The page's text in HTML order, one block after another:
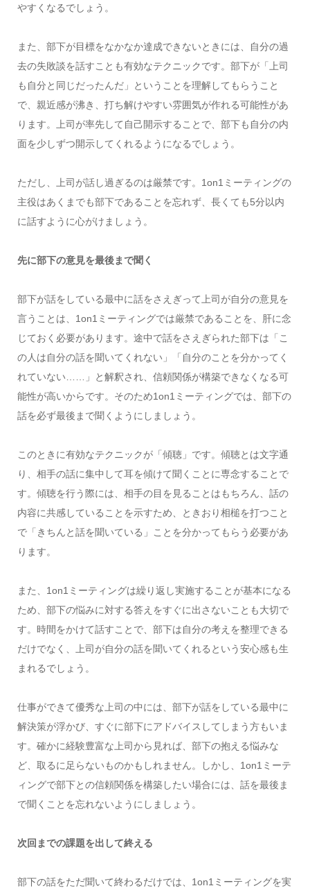
やすくなるでしょう。
また、部下が目標をなかなか達成できないときには、自分の過
去の失敗談を話すことも有効なテクニックです。部下が「上司
も自分と同じだったんだ」ということを理解してもらうこと
で、親近感が沸き、打ち解けやすい雰囲気が作れる可能性があ
ります。上司が率先して自己開示することで、部下も自分の内
面を少しずつ開示してくれるようになるでしょう。
ただし、上司が話し過ぎるのは厳禁です。1on1ミーティングの
主役はあくまでも部下であることを忘れず、長くても5分以内
に話すように心がけましょう。
先に部下の意見を最後まで聞く
部下が話をしている最中に話をさえぎって上司が自分の意見を
言うことは、1on1ミーティングでは厳禁であることを、肝に念
じておく必要があります。途中で話をさえぎられた部下は「こ
の人は自分の話を聞いてくれない」「自分のことを分かってく
れていない……」と解釈され、信頼関係が構築できなくなる可
能性が高いからです。そのため1on1ミーティングでは、部下の
話を必ず最後まで聞くようにしましょう。
このときに有効なテクニックが「傾聴」です。傾聴とは文字通
り、相手の話に集中して耳を傾けて聞くことに専念することで
す。傾聴を行う際には、相手の目を見ることはもちろん、話の
内容に共感していることを示すため、ときおり相槌を打つこと
で「きちんと話を聞いている」ことを分かってもらう必要があ
ります。
また、1on1ミーティングは繰り返し実施することが基本になる
ため、部下の悩みに対する答えをすぐに出さないことも大切で
す。時間をかけて話すことで、部下は自分の考えを整理できる
だけでなく、上司が自分の話を聞いてくれるという安心感も生
まれるでしょう。
仕事ができて優秀な上司の中には、部下が話をしている最中に
解決策が浮かび、すぐに部下にアドバイスしてしまう方もいま
す。確かに経験豊富な上司から見れば、部下の抱える悩みな
ど、取るに足らないものかもしれません。しかし、1on1ミーテ
ィングで部下との信頼関係を構築したい場合には、話を最後ま
で聞くことを忘れないようにしましょう。
次回までの課題を出して終える
部下の話をただ聞いて終わるだけでは、1on1ミーティングを実